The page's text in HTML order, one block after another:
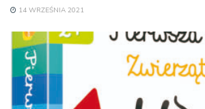
14 WRZEŚNIA 2021